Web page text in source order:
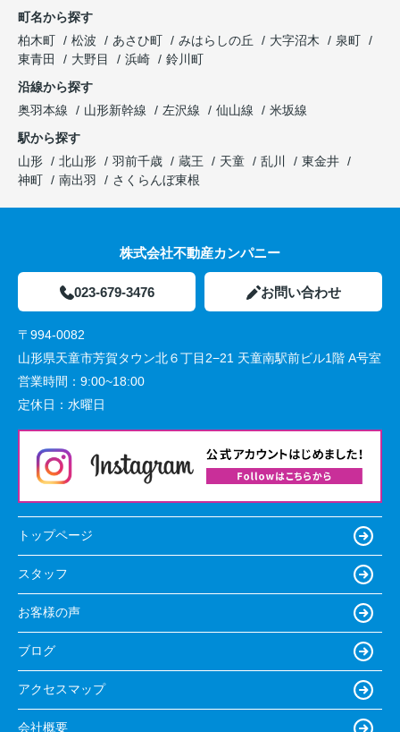
町名から探す
柏木町
松波 あさひ町 みはらしの丘 大字沼木
泉町
東青田
大野目 浜崎
鈴川町
沿線から探す
奥羽本線
山形新幹線 左沢線 仙山線
米坂線
駅から探す
山形
北山形 羽前千歳 蔵王 天童 乱川
東金井
神町
南出羽 さくらんぼ東根
株式会社不動産カンパニー
023-679-3476 お問い合わせ
〒994-0082
山形県天童市芳賀タウン北６丁目2−21 天童南駅前ビル1階 A号室
営業時間： 9:00~18:00
定休日： 水曜日
トップページ
スタッフ
お客様の声
ブログ
アクセスマップ
会社概要